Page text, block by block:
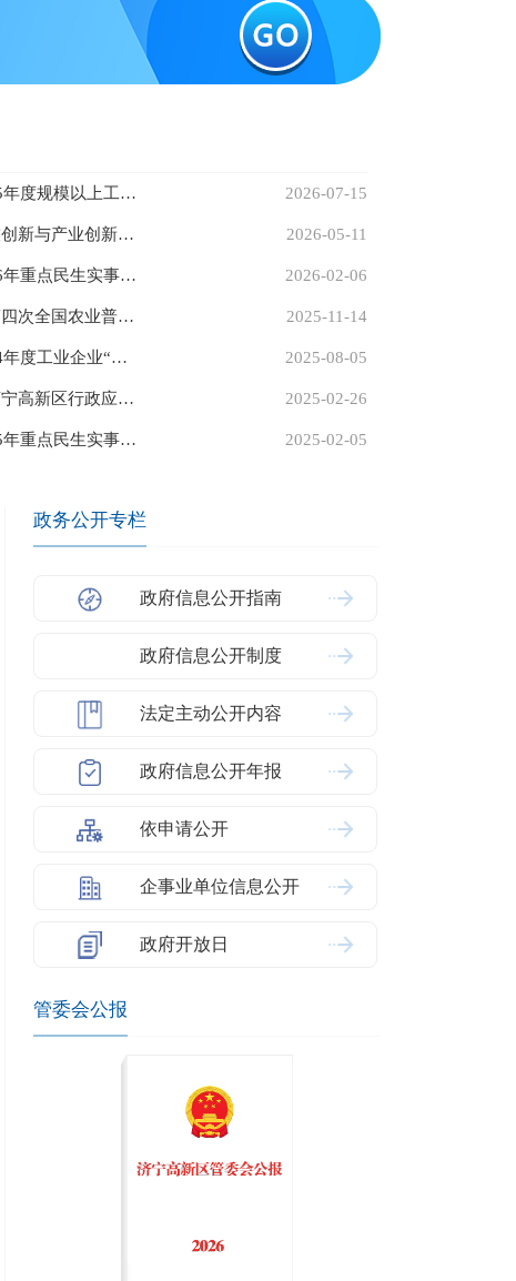
济高新管发〔2026〕3号 济宁高新区管委会关于公布2025年度规模以上工业企业“亩产效益”综合评价结果的决定 2026-07-15
济高新管发〔2026〕2号 济宁高新区管委会关于加速科技创新与产业创新深度融合的实施意见 2026-05-11
济高新管发〔2026〕1号 济宁高新区管委会关于办好2026年重点民生实事的通知 2026-02-06
济高新管字〔2025〕36号 | 济宁高新区管委会关于开展第四次全国农业普查的通知 2025-11-14
济高新管发〔2025〕3号 济宁高新区管委会关于公布2024年度工业企业“亩产效益”综合评价结果的通知 2025-08-05
济高新管发〔2025〕1号 济宁高新区管委会关于印发《济宁高新区行政应诉办法（暂行）》的通 知 2025-02-26
济高新管发〔2025〕2号 济宁高新区管委会关于办好2025年重点民生实事的通知 2025-02-05
政务公开专栏
政府信息公开指南
政府信息公开制度
法定主动公开内容
政府信息公开年报
依申请公开
企事业单位信息公开
政府开放日
管委会公报